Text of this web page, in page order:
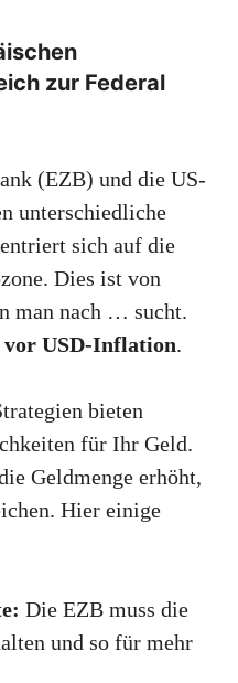
zur Federal
(EZB) und die US-
unterschiedliche
sich auf die
Dies ist von
man nach … sucht.
vor USD-Inflation.
bieten
für Ihr Geld.
Geldmenge erhöht,
Hier einige
Die EZB muss die
und so für mehr